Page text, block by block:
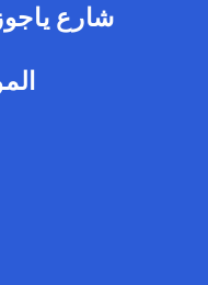
شارع